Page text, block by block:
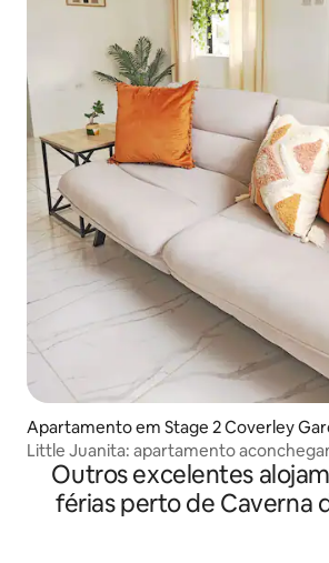
Apartamento em Stage 2 Coverley
Little Juanita: apartamento
Outros excelentes
férias perto de Caverna